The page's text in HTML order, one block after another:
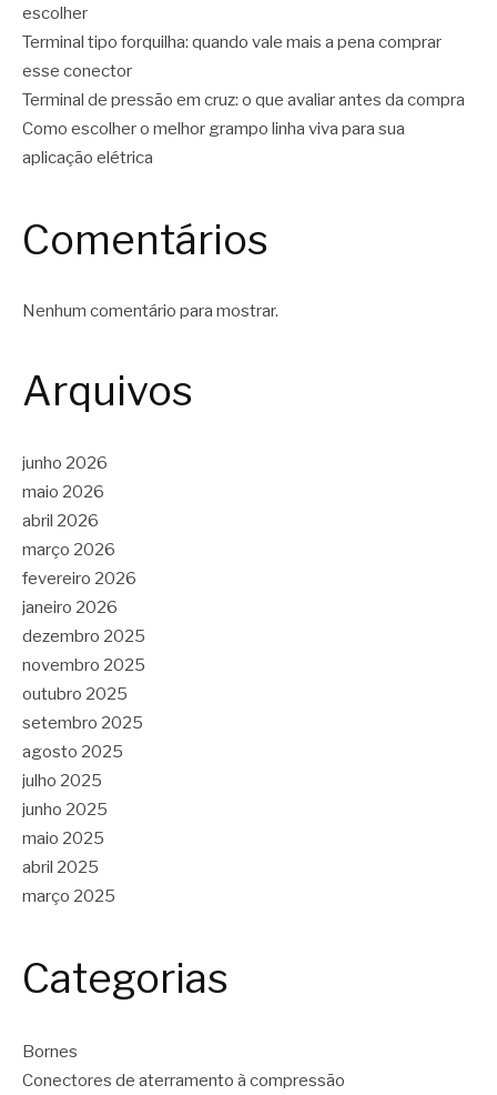
escolher
Terminal tipo forquilha: quando vale mais a pena comprar
esse conector
Terminal de pressão em cruz: o que avaliar antes da compra
Como escolher o melhor grampo linha viva para sua
aplicação elétrica
Comentários
Nenhum comentário para mostrar.
Arquivos
junho 2026
maio 2026
abril 2026
março 2026
fevereiro 2026
janeiro 2026
dezembro 2025
novembro 2025
outubro 2025
setembro 2025
agosto 2025
julho 2025
junho 2025
maio 2025
abril 2025
março 2025
Categorias
Bornes
Conectores de aterramento à compressão